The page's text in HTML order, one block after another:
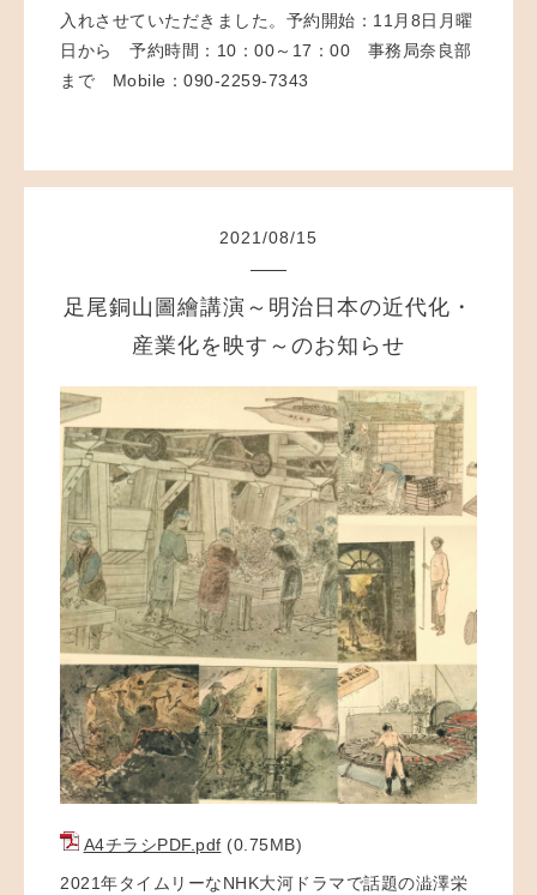
入れさせていただきました。予約開始：11月8日月曜
日から 予約時間：10：00～17：00 事務局奈良部
まで Mobile：090-2259-7343
2021/08/15
足尾銅山圖繪講演～明治日本の近代化・
産業化を映す～のお知らせ
A4チラシPDF.pdf (0.75MB)
2021年タイムリーなNHK大河ドラマで話題の澁澤栄